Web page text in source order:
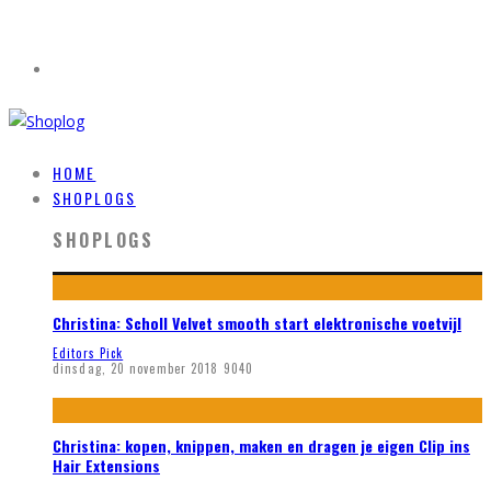
HOME
SHOPLOGS
SHOPLOGS
Christina: Scholl Velvet smooth start elektronische voetvijl
Editors Pick
dinsdag, 20 november 2018 9040
Christina: kopen, knippen, maken en dragen je eigen Clip ins
Hair Extensions